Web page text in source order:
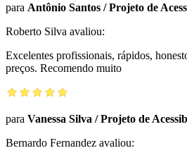
para Antônio Santos /Projeto de
Roberto Silva avaliou:
Excelentes profissionais, rápidos,
preços. Recomendo muito
para Vanessa Silva /Projeto de
Bernardo Fernandez avaliou: